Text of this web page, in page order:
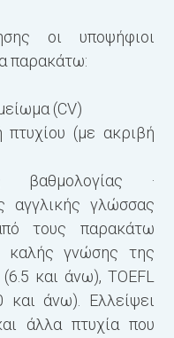
οι υποψήφιοι
παρακάτω:
(CV)
(με ακριβή
βαθμολογίας ·
αγγλικής γλώσσας
τους παρακάτω
καλής γνώσης της
και άνω), TOEFL
και άνω). Ελλείψει
άλλα πτυχία που